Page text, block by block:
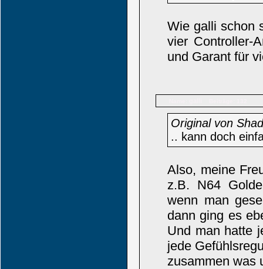
Wie galli schon
vier Controller-
und Garant für
Original von
.. kann doch
Also, meine
z.B. N64
wenn man
dann ging es
Und man hatte
jede
zusammen was